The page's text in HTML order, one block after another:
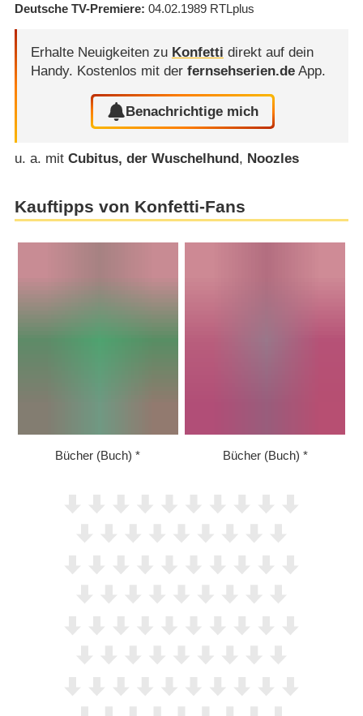
Deutsche TV-Premiere 04.02.1989 RTLplus
Erhalte Neuigkeiten zu Konfetti direkt auf dein
Handy. Kostenlos mit der fernsehserien.deApp.
Benachrichtige mich
u. a. mit Cubitus, der Wuschelhund , Noozles
Kauftipps von Konfetti-Fans
Bücher (Buch) Bücher (Buch)